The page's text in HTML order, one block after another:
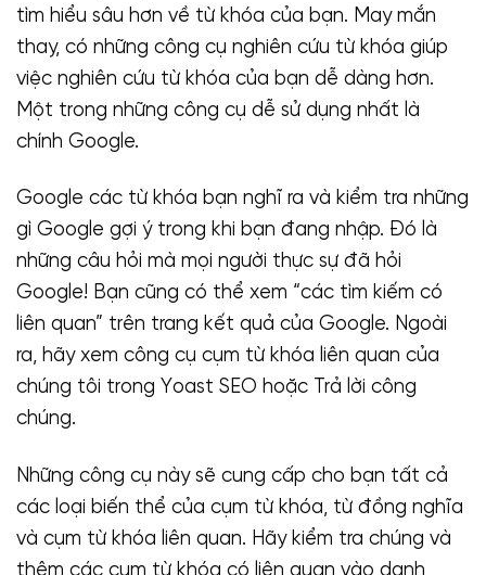
tìm hiểu sâu hơn về từ khóa của bạn. May mắn
thay, có những công cụ nghiên cứu từ khóa giúp
việc nghiên cứu từ khóa của bạn dễ dàng hơn.
Một trong những công cụ dễ sử dụng nhất là
chính Google.
Google các từ khóa bạn nghĩ ra và kiểm tra những
gì Google gợi ý trong khi bạn đang nhập. Đó là
những câu hỏi mà mọi người thực sự đã hỏi
Google! Bạn cũng có thể xem “các tìm kiếm có
liên quan” trên trang kết quả của Google. Ngoài
ra, hãy xem công cụ cụm từ khóa liên quan của
chúng tôi trong Yoast SEO hoặc Trả lời công
chúng.
Những công cụ này sẽ cung cấp cho bạn tất cả
các loại biến thể của cụm từ khóa, từ đồng nghĩa
và cụm từ khóa liên quan. Hãy kiểm tra chúng và